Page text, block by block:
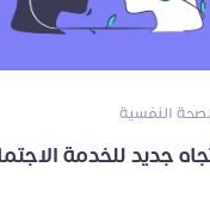
النفسية
جديد للخدمة